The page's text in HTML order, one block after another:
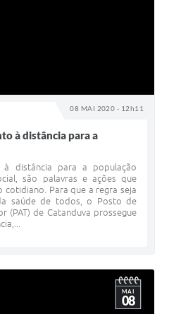
08 MAI 2020 - 12h11
à distância para a
à distância para a população
são palavras e ações que
Para que a regra seja
saúde de todos, o Posto de
(PAT) de Catanduva prossegue
MAI
08